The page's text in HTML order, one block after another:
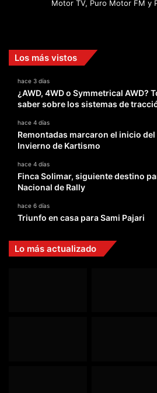
Motor TV, Puro Motor FM y
Los más vistos
hace 3 días
¿AWD, 4WD o Symmetrical AWD?
saber sobre los sistemas de
hace 4 días
Remontadas marcaron el inicio
Invierno de Kartismo
hace 4 días
Finca Solimar, siguiente destino
Nacional de Rally
hace 6 días
Triunfo en casa para Sami Pajari
Lo más actualizado